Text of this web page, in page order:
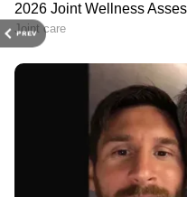
PREV